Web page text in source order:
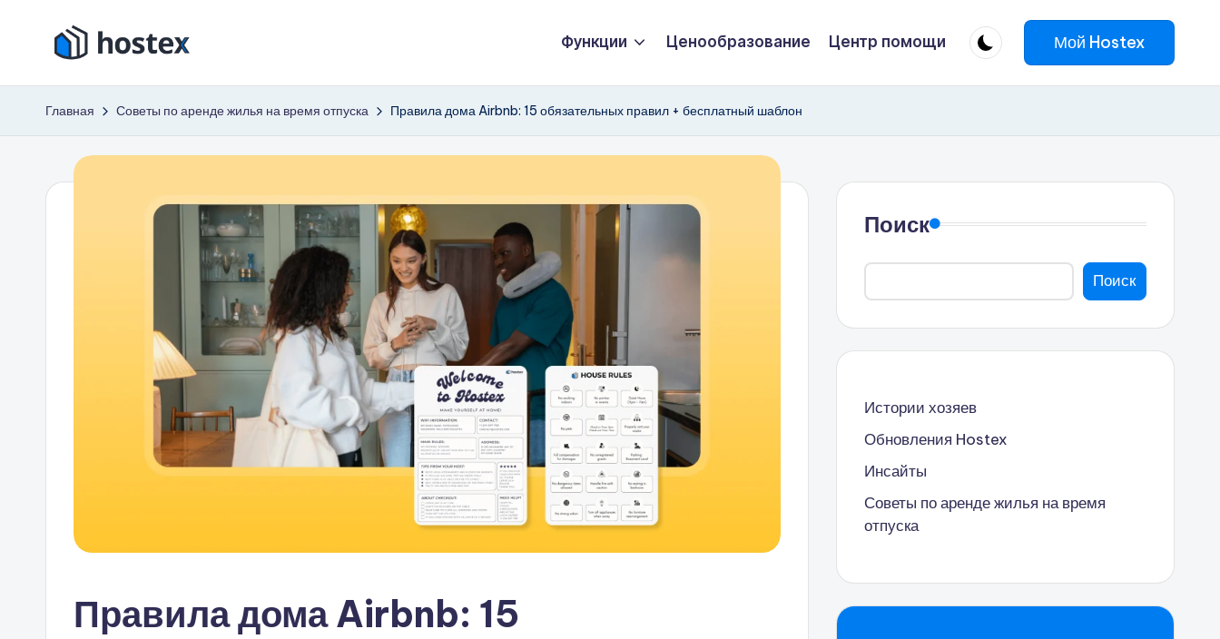
Перейти
Х
о
т
автопилот
отпуска
с
Функции Ценообразование Центр помощи Мой Hostex
Главная Советы по аренде жилья на время отпуска Правила дома Airbnb: 15 обязательных правил + бесплатный шаблон
Правила дома Airbnb: 15
Поиск
Поиск
Истории хозяев
Обновления Hostex
Инсайты
Советы по аренде жилья на время
отпуска